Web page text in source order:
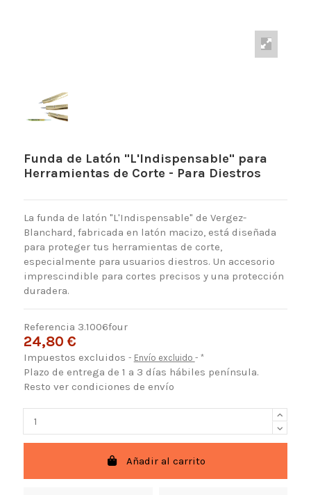
Funda de Latón "L'Indispensable" para
Herramientas de Corte - Para Diestros
La funda de latón "L'Indispensable" de Vergez-
Blanchard, fabricada en latón macizo, está diseñada
para proteger tus herramientas de corte,
especialmente para usuarios diestros. Un accesorio
imprescindible para cortes precisos y una protección
duradera.
Referencia 3.1006four
24,80 €
Impuestos excluidos Envío excluido *
Plazo de entrega de 1 a 3 días hábiles península.
Resto ver condiciones de envío
Añadir al carrito